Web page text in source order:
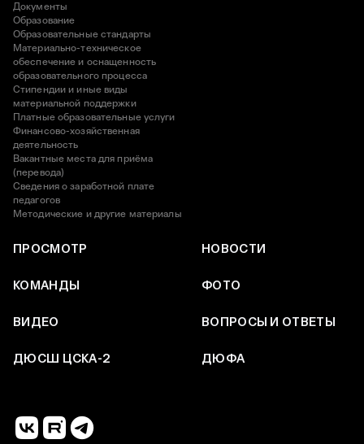
Документы
Образование
Образовательные стандарты
Материально-техническое
обеспечение и оснащенность
образовательного процесса
Стипендии и иные виды
материальной поддержки
Платные образовательные услуги
Финансово-хозяйственная
деятельность
Вакантные места для приёма
(перевода)
Сведения о заработной плате
педагогов
Методические и другие материалы
ПРОСМОТР НОВОСТИ
КОМАНДЫ ФОТО
ВИДЕО ВОПРОСЫ И ОТВЕТЫ
ДЮСШ ЦСКА-2 ДЮФА